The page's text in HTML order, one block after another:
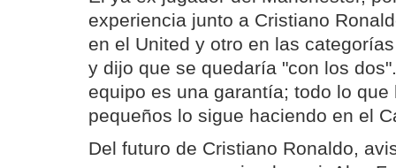
experiencia junto a Cristiano
en el United y otro en las
y dijo que se quedaría "con los
equipo es una garantía; todo lo
pequeños lo sigue haciendo en el
Del futuro de Cristiano Ronaldo,